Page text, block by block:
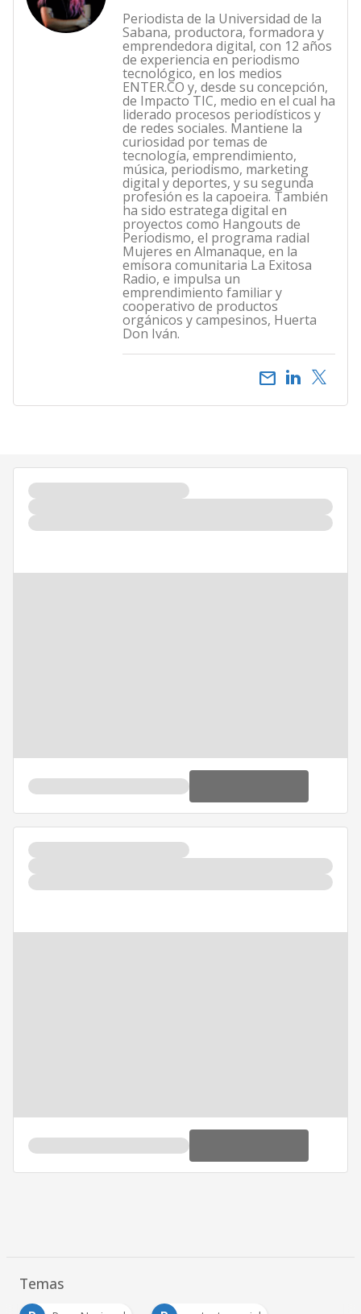
Periodista de la Universidad de la
Sabana, productora, formadora y
emprendedora digital, con 12 años
de experiencia en periodismo
tecnológico, en los medios
ENTER.CO y, desde su concepción,
de Impacto TIC, medio en el cual ha
liderado procesos periodísticos y
de redes sociales. Mantiene la
curiosidad por temas de
tecnología, emprendimiento,
música, periodismo, marketing
digital y deportes, y su segunda
profesión es la capoeira. También
ha sido estratega digital en
proyectos como Hangouts de
Periodismo, el programa radial
Mujeres en Almanaque, en la
emisora comunitaria La Exitosa
Radio, e impulsa un
emprendimiento familiar y
cooperativo de productos
orgánicos y campesinos, Huerta
Don Iván.
email
Temas